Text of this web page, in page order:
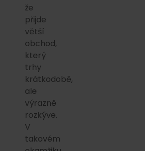
že
přijde
větší
obchod,
který
trhy
krátkodobě,
ale
výrazně
rozkýve.
V
takovém